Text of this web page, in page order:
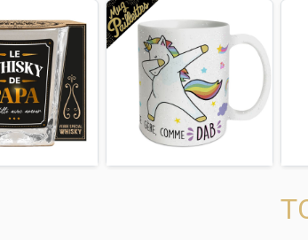
Previous Next